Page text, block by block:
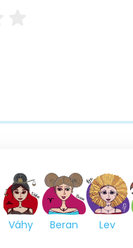
Váhy Beran Lev